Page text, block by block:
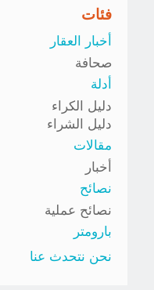
فئات
أخبار العقار
صحافة
أدلة
دليل الكراء
دليل الشراء
مقالات
أخبار
نصائح
نصائح عملية
بارومتر
نحن نتحدث عنا